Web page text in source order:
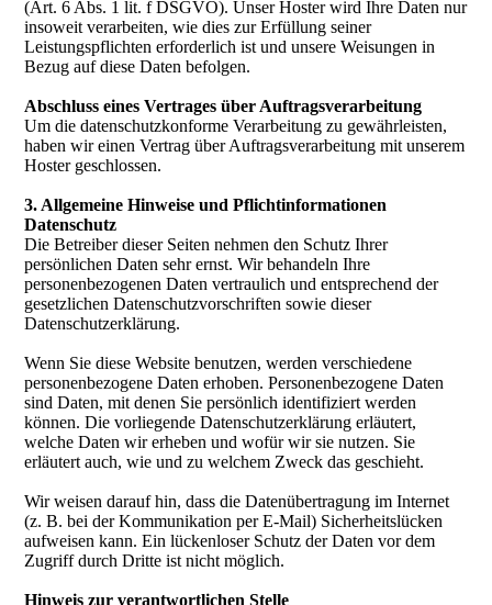
(Art. 6 Abs. 1 lit. f DSGVO). Unser Hoster wird Ihre Daten nur
insoweit verarbeiten, wie dies zur Erfüllung seiner
Leistungspflichten erforderlich ist und unsere Weisungen in
Bezug auf diese Daten befolgen.
Abschluss eines Vertrages über Auftragsverarbeitung
Um die datenschutzkonforme Verarbeitung zu gewährleisten,
haben wir einen Vertrag über Auftragsverarbeitung mit unserem
Hoster geschlossen.
3. Allgemeine Hinweise und Pflichtinformationen
Datenschutz
Die Betreiber dieser Seiten nehmen den Schutz Ihrer
persönlichen Daten sehr ernst. Wir behandeln Ihre
personenbezogenen Daten vertraulich und entsprechend der
gesetzlichen Datenschutzvorschriften sowie dieser
Datenschutzerklärung.
Wenn Sie diese Website benutzen, werden verschiedene
personenbezogene Daten erhoben. Personenbezogene Daten
sind Daten, mit denen Sie persönlich identifiziert werden
können. Die vorliegende Datenschutzerklärung erläutert,
welche Daten wir erheben und wofür wir sie nutzen. Sie
erläutert auch, wie und zu welchem Zweck das geschieht.
Wir weisen darauf hin, dass die Datenübertragung im Internet
(z. B. bei der Kommunikation per E-Mail) Sicherheitslücken
aufweisen kann. Ein lückenloser Schutz der Daten vor dem
Zugriff durch Dritte ist nicht möglich.
Hinweis zur verantwortlichen Stelle